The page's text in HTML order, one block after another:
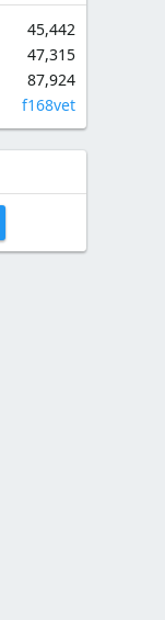
45,442
47,315
87,924
f168vet